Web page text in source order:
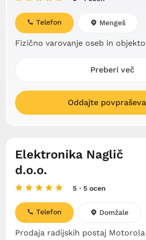
Fizično varovanje oseb in
Telefon Mengeš
Preberi več
Oddajte
Elektronika Naglič
d.o.o.
5 · 5 ocen
Prodaja radijskih postaj Motorola
Telefon Domžale